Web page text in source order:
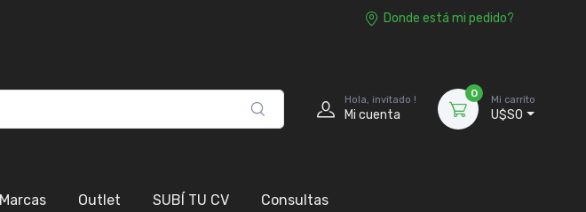
Donde está mi pedido?
Hola, invitado !
Mi cuenta
0
Mi carrito
U$S0
Marcas Outlet SUBÍ TU CV Consultas